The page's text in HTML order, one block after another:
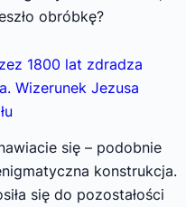
obróbkę?
1800 lat zdradza
Wizerunek Jezusa
się – podobnie
konstrukcja.
się do pozostałości